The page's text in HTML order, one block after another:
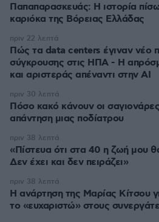
Παπαπαρασκευάς: Η ιστορία
καριόκα της Βόρειας Ελλάδας
Πώς τα data centers έγιναν νέο
σύγκρουσης στις ΗΠΑ - Η
και αριστεράς απέναντι στην AI
πριν 22 λεπτά
Πόσο κακό κάνουν οι
απάντηση μιας ποδίατρου
πριν 30 λεπτά
«Πίστευα ότι στα 40 η ζωή μου
Δεν έχει και δεν πειράζει»
πριν 38 λεπτά
Η ανάρτηση της Μαρίας Κίτσου
το «ευχαριστώ» στους
πριν 38 λεπτά